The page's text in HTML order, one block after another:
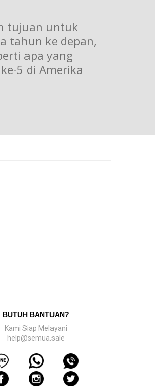
tujuan untuk
tahun ke depan,
apa yang
5 di Amerika
BUTUH BANTUAN?
Kami Siap Melayani
help@semua.sale